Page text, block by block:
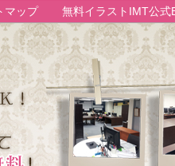
マップ 無料イラストIMT公式